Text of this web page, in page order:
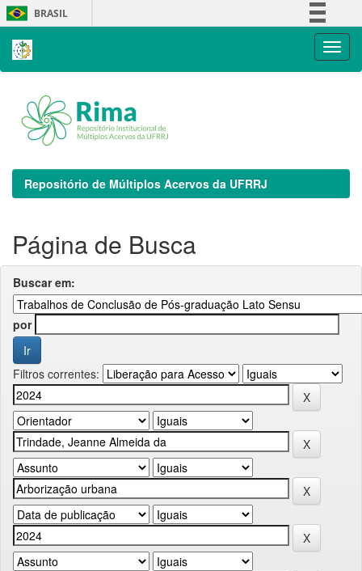
Skip
navigation
BRASIL
Repositório de Múltiplos Acervos da UFRRJ
Página de Busca
Buscar em:
por
Filtros correntes: